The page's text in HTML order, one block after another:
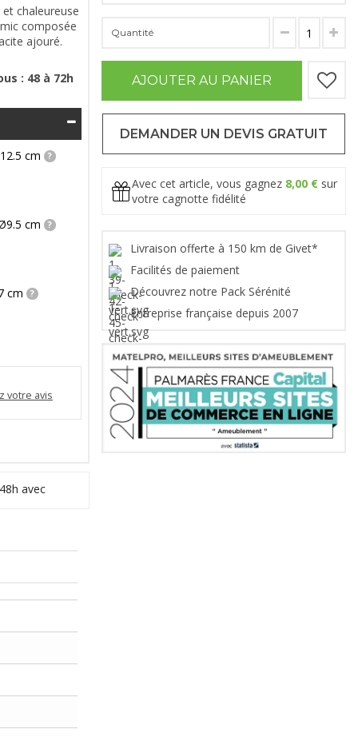
chaleureuse
composée
ajouré.
: 48 à 72h
cm
cm
cm
votre avis
avec
Quantité
AJOUTER AU PANIER
DEMANDER UN DEVIS GRATUIT
Avec cet article, vous gagnez 8,00 € sur
votre cagnotte fidélité
Livraison offerte à 150 km de Givet*
Facilités de paiement
Découvrez notre Pack Sérénité
Entreprise française depuis 2007